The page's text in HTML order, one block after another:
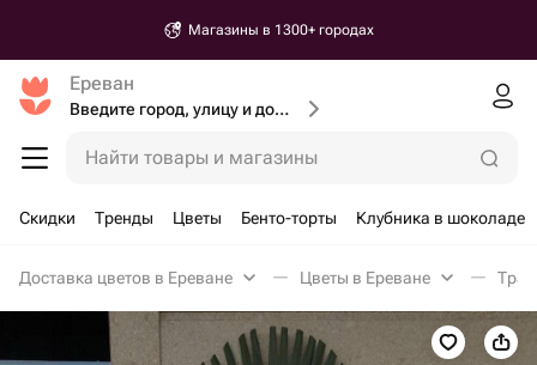
Магазины в 1300+ городах
Ереван
Введите город, улицу и дом доставки
Найти товары и магазины
Скидки Тренды Цветы Бенто-торты Клубника в шоколаде
Доставка цветов в Ереване Цветы в Ереване